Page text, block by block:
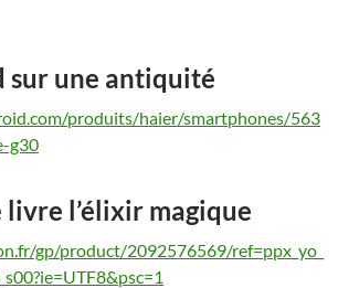
sur une antiquité
produits/haier/smartphones/563
g30
l’élixir magique
gp/product/2092576569/ref=ppx_yo_